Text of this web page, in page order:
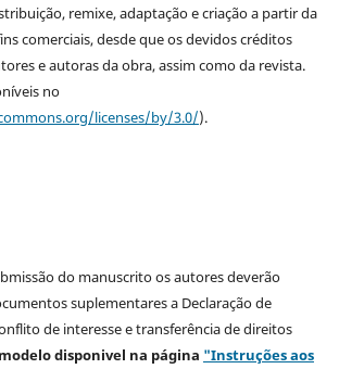
remixe, adaptação e criação a partir da
comerciais, desde que os devidos créditos
e autoras da obra, assim como da revista.
no
licenses/by/3.0/).
do manuscrito os autores deverão
suplementares a Declaração de
de interesse e transferência de direitos
disponivel na página "Instruções aos